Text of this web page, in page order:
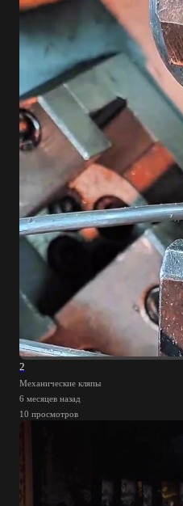
2
Механические кляпы
6 месяцев назад
10 просмотров